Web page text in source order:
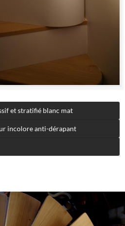
et stratifié blanc mat
incolore anti-dérapant